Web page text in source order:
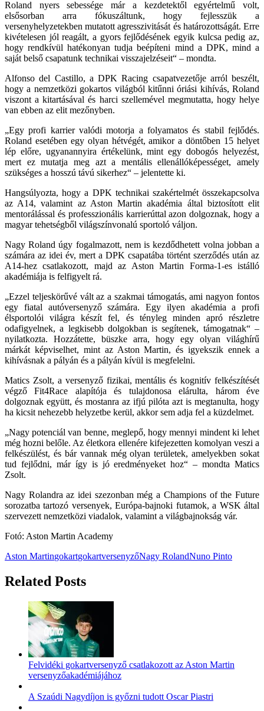
Roland nyers sebessége már a kezdetektől egyértelmű volt,
elsősorban arra fókuszáltunk, hogy fejlesszük a
versenyhelyzetekben mutatott agresszivitását és határozottságát. Erre
kivételesen jól reagált, a gyors fejlődésének egyik kulcsa pedig az,
hogy rendkívül hatékonyan tudja beépíteni mind a DPK, mind a
saját belső csapatunk technikai visszajelzéseit“ – mondta.
Alfonso del Castillo, a DPK Racing csapatvezetője arról beszélt,
hogy a nemzetközi gokartos világból kitűnni óriási kihívás, Roland
viszont a kitartásával és harci szellemével megmutatta, hogy helye
van ebben az elit mezőnyben.
„Egy profi karrier valódi motorja a folyamatos és stabil fejlődés.
Roland esetében egy olyan hétvégét, amikor a döntőben 15 helyet
lép előre, ugyanannyira értékelünk, mint egy dobogós helyezést,
mert ez mutatja meg azt a mentális ellenállóképességet, amely
szükséges a hosszú távú sikerhez“ – jelentette ki.
Hangsúlyozta, hogy a DPK technikai szakértelmét összekapcsolva
az A14, valamint az Aston Martin akadémia által biztosított elit
mentorálással és professzionális karrierúttal azon dolgoznak, hogy a
magyar tehetségből világszínvonalú sportoló váljon.
Nagy Roland úgy fogalmazott, nem is kezdődhetett volna jobban a
számára az idei év, mert a DPK csapatába történt szerződés után az
A14-hez csatlakozott, majd az Aston Martin Forma-1-es istálló
akadémiája is felfigyelt rá.
„Ezzel teljeskörűvé vált az a szakmai támogatás, ami nagyon fontos
egy fiatal autóversenyző számára. Egy ilyen akadémia a profi
élsportolói világra készít fel, és tényleg minden apró részletre
odafigyelnek, a legkisebb dolgokban is segítenek, támogatnak“ –
nyilatkozta. Hozzátette, büszke arra, hogy egy olyan világhírű
márkát képviselhet, mint az Aston Martin, és igyekszik ennek a
kihívásnak a pályán és a pályán kívül is megfelelni.
Matics Zsolt, a versenyző fizikai, mentális és kognitív felkészítését
végző Fit4Race alapítója és tulajdonosa elárulta, három éve
dolgoznak együtt, és mostanra az ifjú pilóta azt is megtanulta, hogy
ha kicsit nehezebb helyzetbe kerül, akkor sem adja fel a küzdelmet.
„Nagy potenciál van benne, meglepő, hogy mennyi mindent ki lehet
még hozni belőle. Az életkora ellenére kifejezetten komolyan veszi a
felkészülést, és bár vannak még olyan területek, amelyekben sokat
tud fejlődni, már így is jó eredményeket hoz“ – mondta Matics
Zsolt.
Nagy Rolandra az idei szezonban még a Champions of the Future
sorozatba tartozó versenyek, Európa-bajnoki futamok, a WSK által
szervezett nemzetközi viadalok, valamint a világbajnokság vár.
Fotó: Aston Martin Academy
Aston MartingokartgokartversenyzőNagy RolandNuno Pinto
Related Posts
Felvidéki gokartversenyző csatlakozott az Aston Martin
versenyzőakadémiájához
A Szaúdi Nagydíjon is győzni tudott Oscar Piastri